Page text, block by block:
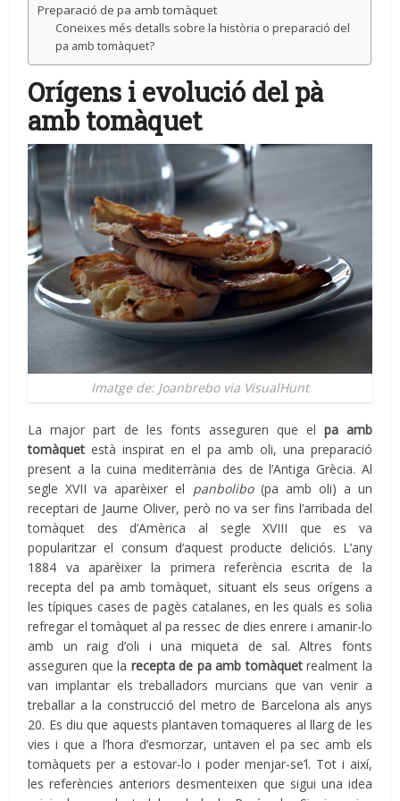
Preparació de pa amb tomàquet
Coneixes més detalls sobre la història o preparació del
pa amb tomàquet?
Orígens i evolució del pà
amb tomàquet
Imatge de: Joanbrebo via VisualHunt
La major part de les fonts asseguren que el pa amb
tomàquetestà inspirat en el pa amb oli, una preparació
present a la cuina mediterrània des de l’Antiga Grècia. Al
segle XVII va aparèixer el panbolibo(pa amb oli) a un
receptari de Jaume Oliver, però no va ser fins l’arribada del
tomàquet des d’Amèrica al segle XVIII que es va
popularitzar el consum d’aquest producte deliciós. L’any
1884 va aparèixer la primera referència escrita de la
recepta del pa amb tomàquet, situant els seus orígens a
les típiques cases de pagès catalanes, en les quals es solia
refregar el tomàquet al pa ressec de dies enrere i amanir-lo
amb un raig d’oli i una miqueta de sal. Altres fonts
asseguren que la recepta de pa amb tomàquetrealment la
van implantar els treballadors murcians que van venir a
treballar a la construcció del metro de Barcelona als anys
20. Es diu que aquests plantaven tomaqueres al llarg de les
vies i que a l’hora d’esmorzar, untaven el pa sec amb els
tomàquets per a estovar-lo i poder menjar-se’l. Tot i així,
les referències anteriors desmenteixen que sigui una idea